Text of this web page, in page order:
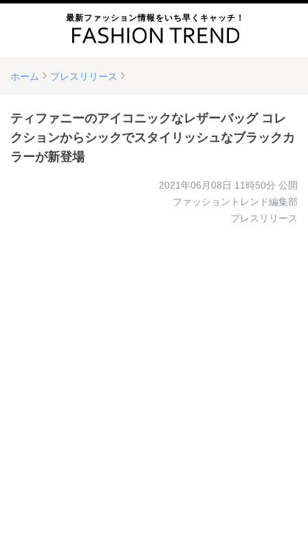
最新ファッション情報をいち早くキャッチ！
ホーム プレスリリース
ティファニーのアイコニックなレザーバッグ コレ
クションからシックでスタイリッシュなブラックカ
ラーが新登場
2021年06月08日 11時50分 公開
ファッショントレンド編集部
プレスリリース